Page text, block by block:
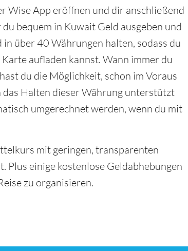
Wise App eröffnen und dir anschließend
bequem in Kuwait Geld ausgeben und
über 40 Währungen halten, sodass du
aufladen kannst. Wann immer du
du die Möglichkeit, schon im Voraus
das Halten dieser Währung unterstützt
umgerechnet werden, wenn du mit
mit geringen, transparenten
Plus einige kostenlose Geldabhebungen
zu organisieren.